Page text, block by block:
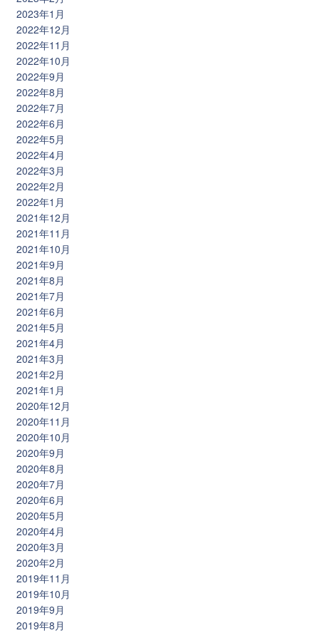
2023年1月
2022年12月
2022年11月
2022年10月
2022年9月
2022年8月
2022年7月
2022年6月
2022年5月
2022年4月
2022年3月
2022年2月
2022年1月
2021年12月
2021年11月
2021年10月
2021年9月
2021年8月
2021年7月
2021年6月
2021年5月
2021年4月
2021年3月
2021年2月
2021年1月
2020年12月
2020年11月
2020年10月
2020年9月
2020年8月
2020年7月
2020年6月
2020年5月
2020年4月
2020年3月
2020年2月
2019年11月
2019年10月
2019年9月
2019年8月